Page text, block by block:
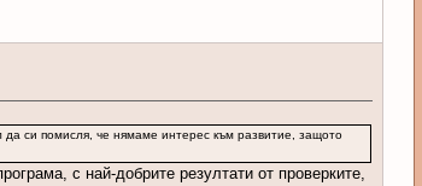
си помисля, че нямаме интерес към развитие, защото
с най-добрите резултати от проверките,